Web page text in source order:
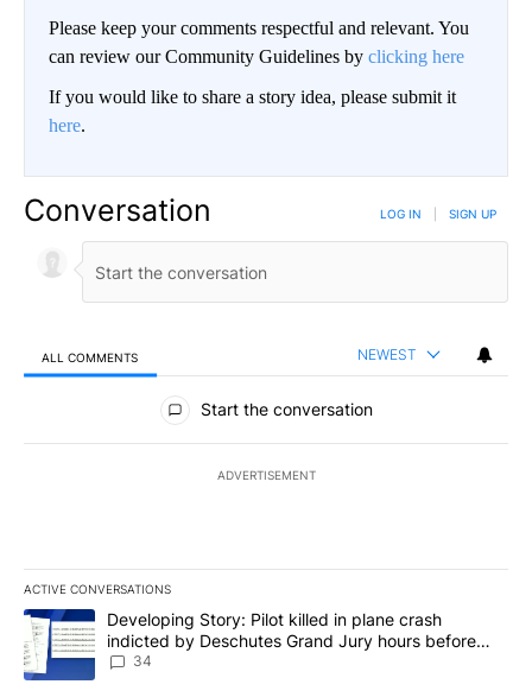
Please keep your comments respectful and relevant. You
can review our Community Guidelines by clicking here
If you would like to share a story idea, please submit it
here.
Conversation LOG IN SIGN UP
ALL COMMENTS NEWEST
All Comments
Start the conversation
ADVERTISEMENT
ACTIVE CONVERSATIONS
The following is a list of the most commented articles in the last
A trending article titled "Developing Story: Pilot killed in plane
Developing Story: Pilot killed in plane crash
indicted by Deschutes Grand Jury hours before
incident
34